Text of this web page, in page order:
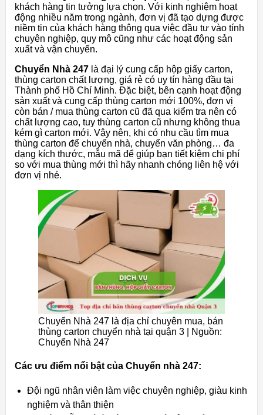
khách hàng tin tưởng lựa chọn. Với kinh nghiệm hoạt
động nhiều năm trong ngành, đơn vị đã tạo dựng được
niềm tin của khách hàng thông qua việc đầu tư vào tính
chuyên nghiệp, quy mô cũng như các hoạt động sản
xuất và vận chuyển.
Chuyển Nhà 247 là đại lý cung cấp hộp giấy carton,
thùng carton chất lượng, giá rẻ có uy tín hàng đầu tại
Thành phố Hồ Chí Minh. Đặc biệt, bên cạnh hoạt động
sản xuất và cung cấp thùng carton mới 100%, đơn vị
còn bán / mua thùng carton cũ đã qua kiểm tra nên có
chất lượng cao, tuy thùng carton cũ nhưng không thua
kém gì carton mới. Vậy nên, khi có nhu cầu tìm mua
thùng carton để chuyển nhà, chuyển văn phòng… đa
dạng kích thước, mẫu mã để giúp bạn tiết kiệm chi phí
so với mua thùng mới thì hãy nhanh chóng liên hệ với
đơn vị nhé.
Chuyển Nhà 247 là địa chỉ chuyên mua, bán
thùng carton chuyển nhà tại quận 3 | Nguồn:
Chuyển Nhà 247
Các ưu điểm nổi bật của Chuyển nhà 247:
Đội ngũ nhân viên làm việc chuyên nghiệp, giàu kinh
nghiệm và thân thiện